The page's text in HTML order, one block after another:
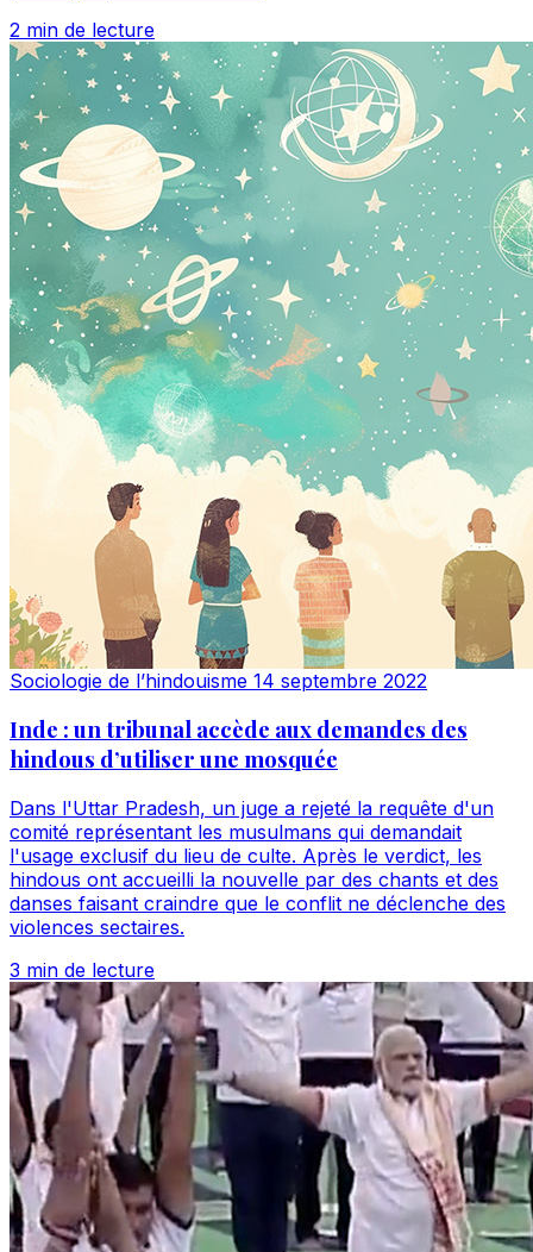
2 min de lecture
Sociologie de l’hindouisme 14 septembre 2022
Inde : un tribunal accède aux demandes des
hindous d’utiliser une mosquée
Dans l'Uttar Pradesh, un juge a rejeté la requête d'un
comité représentant les musulmans qui demandait
l'usage exclusif du lieu de culte. Après le verdict, les
hindous ont accueilli la nouvelle par des chants et des
danses faisant craindre que le conflit ne déclenche des
violences sectaires.
3 min de lecture